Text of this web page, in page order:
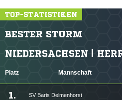
TOP-STATISTIKEN
BESTER STURM
NIEDERSACHSEN |
Platz Mannschaft
1. SV Baris Delmenhorst